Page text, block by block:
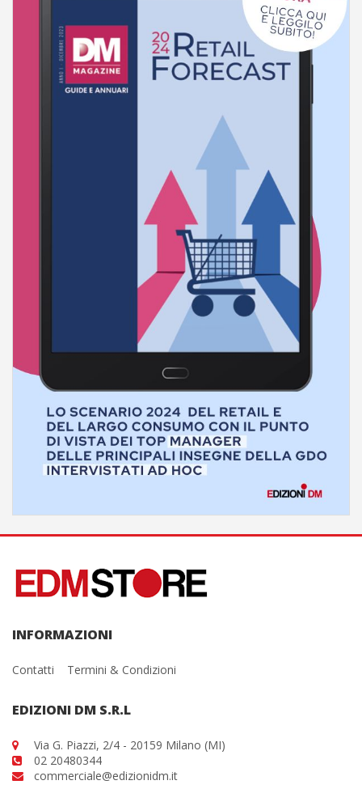
INFORMAZIONI
Contatti Termini & Condizioni
EDIZIONI DM S.R.L
Via G. Piazzi, 2/4 - 20159 Milano (MI)
02 20480344
commerciale@edizionidm.it